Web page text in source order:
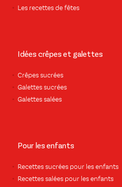
Les recettes de fêtes
Idées crêpes et galettes
Crêpes sucrées
Galettes sucrées
Galettes salées
Pour les enfants
Recettes sucrées pour les enfants
Recettes salées pour les enfants